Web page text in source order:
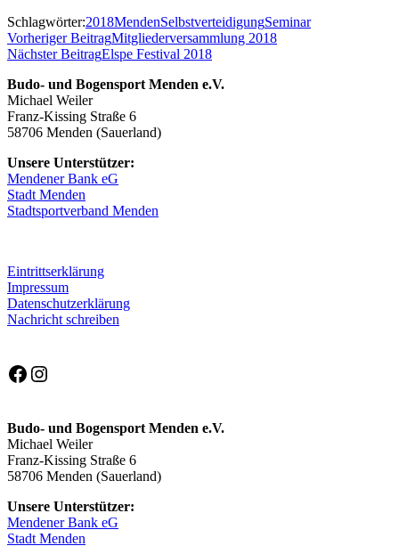
Schlagwörter:2018MendenSelbstverteidigungSeminar
Vorheriger BeitragMitgliederversammlung 2018
Nächster BeitragElspe Festival 2018
Budo- und Bogensport Menden e.V.
Michael Weiler
Franz-Kissing Straße 6
58706 Menden (Sauerland)
Unsere Unterstützer:
Mendener Bank eG
Stadt Menden
Stadtsportverband Menden
Eintrittserklärung
Impressum
Datenschutzerklärung
Nachricht schreiben
Facebook
Instagram
Budo- und Bogensport Menden e.V.
Michael Weiler
Franz-Kissing Straße 6
58706 Menden (Sauerland)
Unsere Unterstützer:
Mendener Bank eG
Stadt Menden